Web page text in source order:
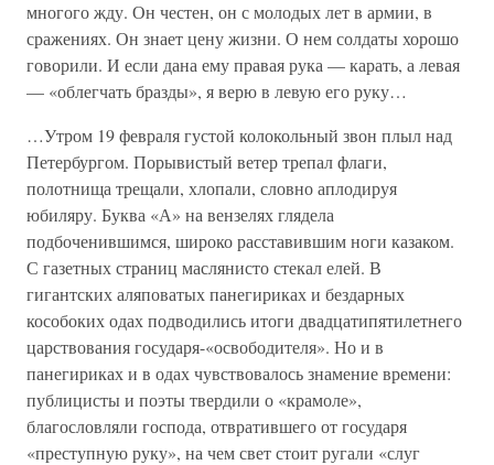
многого жду. Он честен, он с молодых лет в армии, в
сражениях. Он знает цену жизни. О нем солдаты хорошо
говорили. И если дана ему правая рука — карать, а левая
— «облегчать бразды», я верю в левую его руку…
…Утром 19 февраля густой колокольный звон плыл над
Петербургом. Порывистый ветер трепал флаги,
полотнища трещали, хлопали, словно аплодируя
юбиляру. Буква «А» на вензелях глядела
подбоченившимся, широко расставившим ноги казаком.
С газетных страниц маслянисто стекал елей. В
гигантских аляповатых панегириках и бездарных
кособоких одах подводились итоги двадцатипятилетнего
царствования государя-«освободителя». Но и в
панегириках и в одах чувствовалось знамение времени:
публицисты и поэты твердили о «крамоле»,
благословляли господа, отвратившего от государя
«преступную руку», на чем свет стоит ругали «слуг